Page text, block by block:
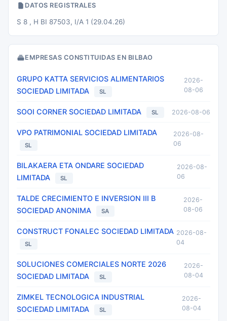
DATOS REGISTRALES
S 8 , H BI 87503, I/A 1 (29.04.26)
EMPRESAS CONSTITUIDAS EN BILBAO
GRUPO KATTA SERVICIOS ALIMENTARIOS
SOCIEDAD LIMITADA
SL
2026-
08-06
SOOI CORNER SOCIEDAD LIMITADA SL 2026-08-06
VPO PATRIMONIAL SOCIEDAD LIMITADA
SL
2026-08-
06
BILAKAERA ETA ONDARE SOCIEDAD
LIMITADA
SL
2026-08-
06
TALDE CRECIMIENTO E INVERSION III B
SOCIEDAD ANONIMA
SA
2026-
08-06
CONSTRUCT FONALEC SOCIEDAD LIMITADA
SL
2026-08-
04
SOLUCIONES COMERCIALES NORTE 2026
SOCIEDAD LIMITADA
SL
2026-
08-04
ZIMKEL TECNOLOGICA INDUSTRIAL
SOCIEDAD LIMITADA
SL
2026-
08-04